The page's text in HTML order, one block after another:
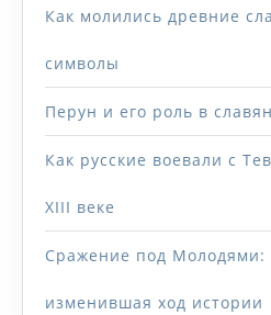
Как молились древние
символы
Перун и его роль в
Как русские воевали с
XIII веке
Сражение под Молодями:
изменившая ход истории